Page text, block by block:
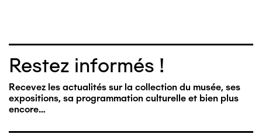
Restez informés !
Recevez les actualités sur la collection du musée, ses
expositions, sa programmation culturelle et bien plus
encore…